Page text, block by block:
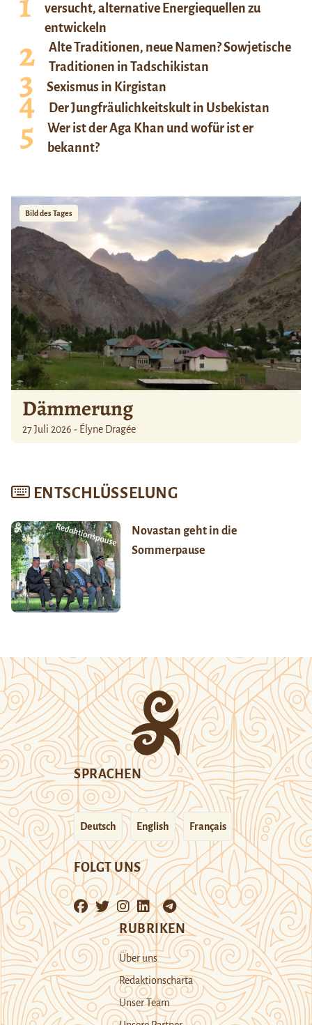
versucht, alternative Energiequellen zu
entwickeln
Alte Traditionen, neue Namen? Sowjetische
Traditionen in Tadschikistan
Sexismus in Kirgistan
Der Jungfräulichkeitskult in Usbekistan
Wer ist der Aga Khan und wofür ist er
bekannt?
Bild des Tages
Dämmerung
27 Juli 2026 - Élyne Dragée
ENTSCHLÜSSELUNG
Novastan geht in die
Sommerpause
SPRACHEN
Deutsch English Français
FOLGT UNS
RUBRIKEN
Über uns
Redaktionscharta
Unser Team